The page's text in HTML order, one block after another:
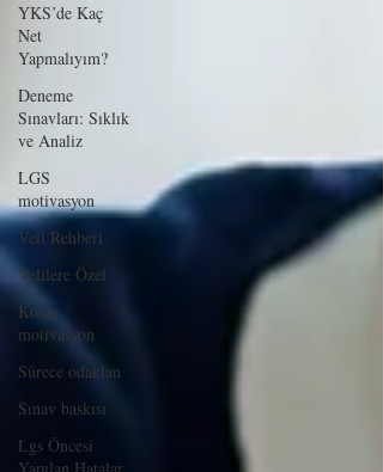
YKS’de Kaç
Net
Yapmalıyım?
Deneme
Sınavları: Sıklık
ve Analiz
LGS
motivasyon
Veli Rehberi
Velilere Özel
Kolay
motivasyon
Sürece odaklan
Sınav baskısı
Lgs Öncesi